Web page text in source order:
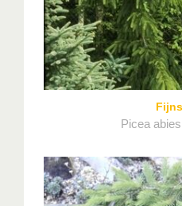
Picea